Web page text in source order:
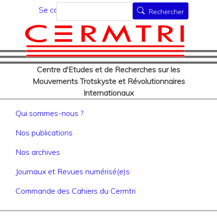
au
contenu
principal
Menu du compte de
Se connecter
Centre d'Etudes et de Recherches sur les
Mouvements Trotskyste et Révolutionnaires
Internationaux
Rechercher Rechercher
Navigation principale
Qui sommes-nous ?
Nos publications
Nos archives
Journaux et Revues numérisé(e)s
Commande des Cahiers du Cermtri